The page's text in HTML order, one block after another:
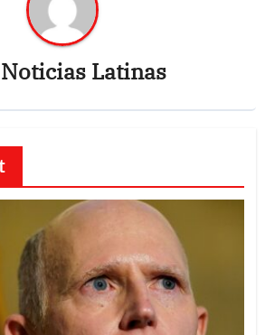
Noticias Latinas